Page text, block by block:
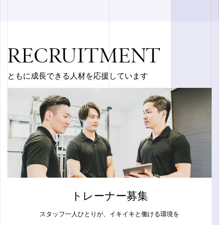
RECRUITMENT
ともに成長できる人材を応援しています
トレーナー募集
スタッフ一人ひとりが、イキイキと働ける環境を